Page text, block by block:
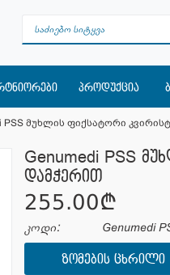
პროდუქცია
PSS მუხლის ფიქსატორი
Genumedi PSS
დამჭერით
255.00¢
კოდი: Genumedi
ᲖᲝᲛᲔᲑᲘᲡ ᲪᲮᲠᲘᲚᲘ